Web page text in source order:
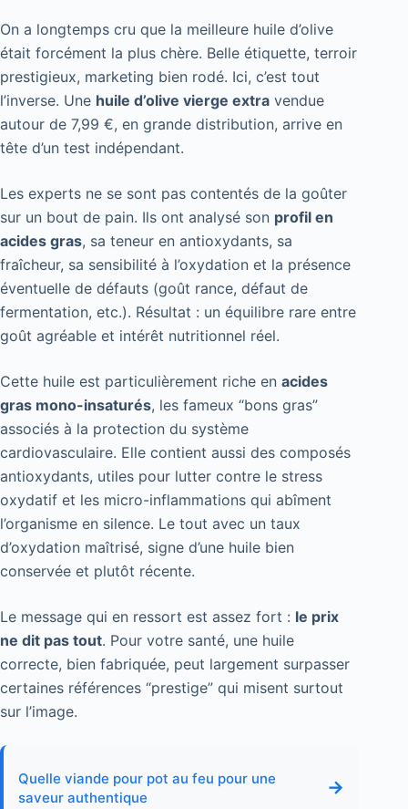
On a longtemps cru que la meilleure huile d’olive
était forcément la plus chère. Belle étiquette, terroir
prestigieux, marketing bien rodé. Ici, c’est tout
l’inverse. Une huile d’olive vierge extra vendue
autour de 7,99 €, en grande distribution, arrive en
tête d’un test indépendant.
Les experts ne se sont pas contentés de la goûter
sur un bout de pain. Ils ont analysé son profil en
acides gras, sa teneur en antioxydants, sa
fraîcheur, sa sensibilité à l’oxydation et la présence
éventuelle de défauts (goût rance, défaut de
fermentation, etc.). Résultat : un équilibre rare entre
goût agréable et intérêt nutritionnel réel.
Cette huile est particulièrement riche en acides
gras mono-insaturés, les fameux “bons gras”
associés à la protection du système
cardiovasculaire. Elle contient aussi des composés
antioxydants, utiles pour lutter contre le stress
oxydatif et les micro-inflammations qui abîment
l’organisme en silence. Le tout avec un taux
d’oxydation maîtrisé, signe d’une huile bien
conservée et plutôt récente.
Le message qui en ressort est assez fort : le prix
ne dit pas tout. Pour votre santé, une huile
correcte, bien fabriquée, peut largement surpasser
certaines références “prestige” qui misent surtout
sur l’image.
Quelle viande pour pot au feu pour une
saveur authentique
→